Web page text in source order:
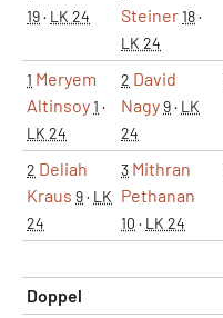
19· LK 24
Steiner18·
LK 24
1 Meryem
Altinsoy1 ·
LK 24
2 David
Nagy9· LK
24
2 Deliah
Kraus 9· LK
24
3 Mithran
Pethanan
10 · LK 24
Doppel